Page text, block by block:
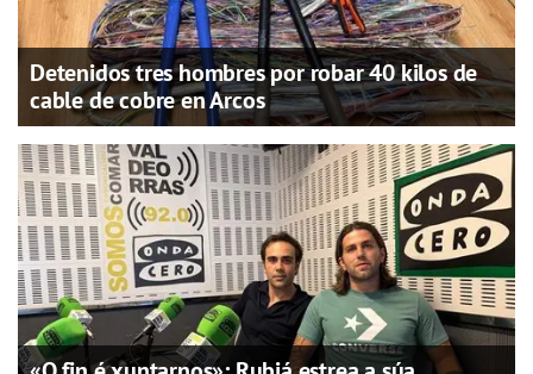
Detenidos tres hombres por robar 40 kilos de
cable de cobre en Arcos